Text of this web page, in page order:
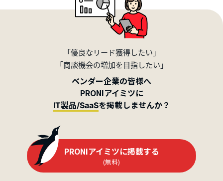
「優良なリード獲得したい」
「商談機会の増加を目指したい」
ベンダー企業の皆様へ
PRONIアイミツに
IT製品/SaaSを掲載しませんか？
PRONIアイミツに掲載する
(無料)